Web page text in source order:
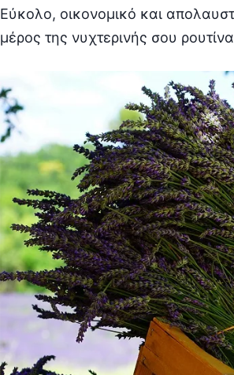
Εύκολο, οικονομικό και
μέρος της νυχτερινής σου